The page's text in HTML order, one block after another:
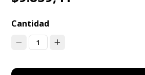
Cantidad
1